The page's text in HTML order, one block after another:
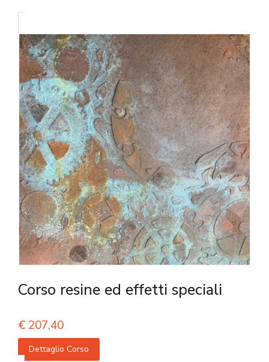
Corso resine ed effetti speciali
€ 207,40
Dettaglio Corso